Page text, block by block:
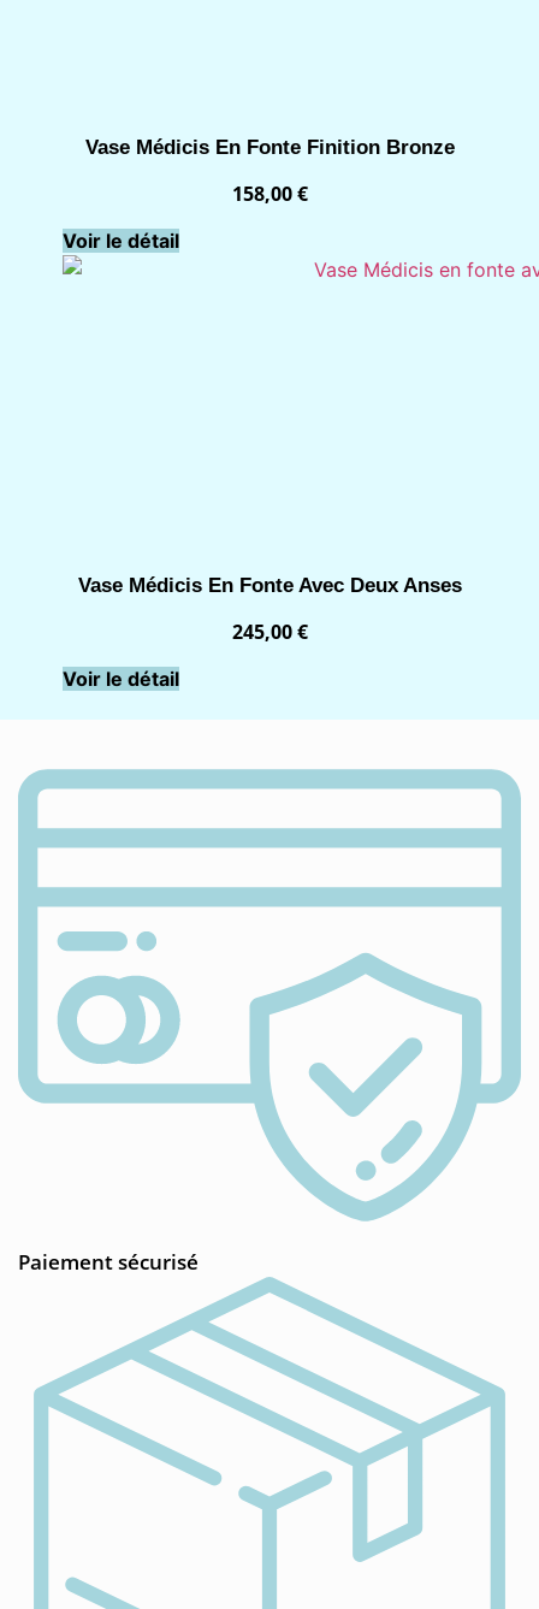
Vase Médicis En Fonte Finition Bronze
158,00€
Voir le détail
Vase Médicis En Fonte Avec Deux Anses
245,00€
Voir le détail
Paiement sécurisé